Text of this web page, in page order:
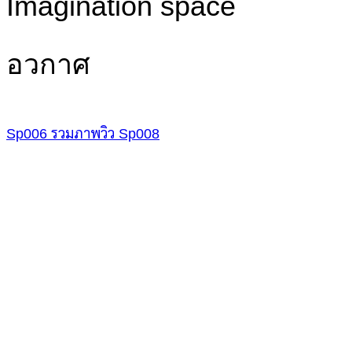
Imagination space
อวกาศ
Sp006 รวมภาพวิว Sp008